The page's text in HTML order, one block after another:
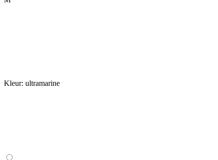
Kleur: ultramarine